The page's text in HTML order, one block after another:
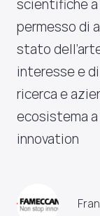
scientifiche a
permesso di
stato
interesse e
ricerca e
ecosistema
innovation